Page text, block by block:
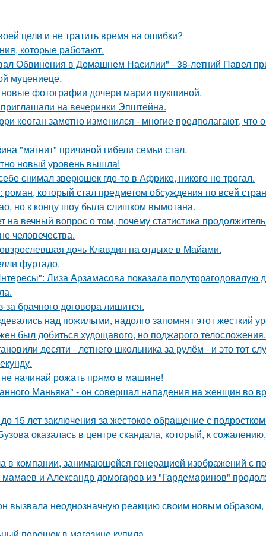
цели и не тратить время на ошибки?
которые работают.
Обвинения в Домашнем Насилии" - 38-летний Павел
муцениеце.
фотографии дочери марии шукшиной.
на вечеринки Эпштейна.
кеоган заметно изменился - многие предполагают, что
"магнит" причиной гибели семьи стал.
новый уровень вышла!
снимал зверюшек где-то в Африке, никого не трогал.
который стал предметом обсуждения по всей
но к концу шоу была слишком вымотана.
на вечный вопрос о том, почему статистика
человечества.
дочь Клавдия на отдыхе в Майами.
фуртадо.
Лиза Арзамасова показала полуторагодовалую
брачного договора лишится.
над пожилыми, надолго запомнят этот жесткий
был добиться худощавого, но поджарого телосложения.
десяти - летнего школьника за рулём - и это тот
начинай рожать прямо в машине!
Маньяка" - он совершал нападения на женщин во
15 лет заключения за жестокое обращение с
оказалась в центре скандала, который, к
в компании, занимающейся генерацией изображений с
и Александр домогаров из "Гардемаринов"
вызвала неоднозначную реакцию своим новым образом,